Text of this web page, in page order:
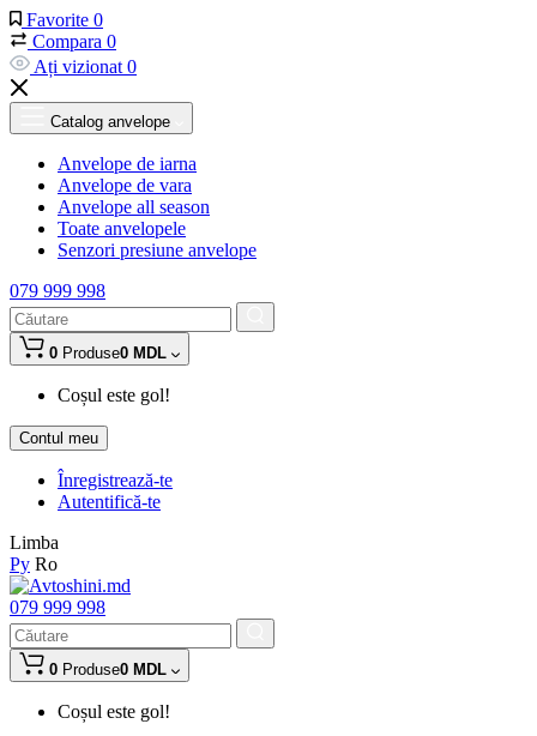
Favorite 0
Compara 0
Ați vizionat 0
Catalog anvelope
Anvelope de iarna
Anvelope de vara
Anvelope all season
Toate anvelopele
Senzori presiune anvelope
079 999 998
0 Produse0 MDL
Coșul este gol!
Contul meu
Înregistrează-te
Autentifică-te
Limba
Ру Ro
079 999 998
0 Produse0 MDL
Coșul este gol!